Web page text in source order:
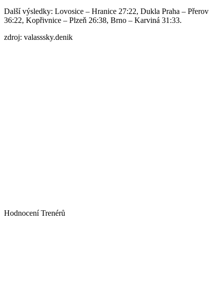
Další výsledky: Lovosice – Hranice 27:22, Dukla Praha – Přerov
36:22, Kopřivnice – Plzeň 26:38, Brno – Karviná 31:33.
zdroj: valasssky.denik
Hodnocení Trenérů